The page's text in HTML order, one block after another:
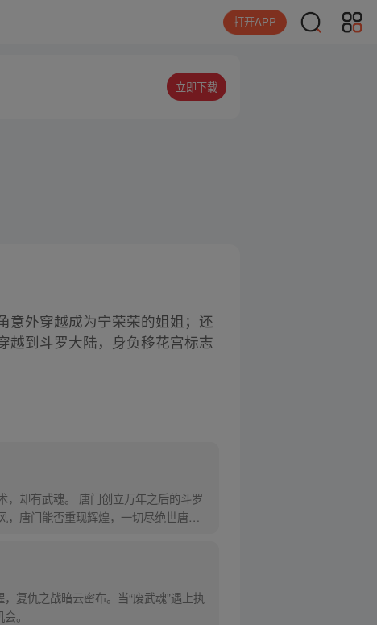
打开APP
立即下载
意外穿越成为宁荣荣的姐姐；还
越到斗罗大陆，身负移花宫标志
，却有武魂。 唐门创立万年之后的斗罗
，唐门能否重现辉煌，一切尽绝世唐
复仇之战暗云密布。当“废武魂”遇上执
。